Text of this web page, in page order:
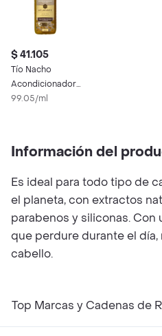
$ 41.105
Tío Nacho
Acondicionador
Capilar Manzanilla
99.05/ml
Información del
Es ideal para todo tipo de
el planeta, con extractos
parabenos y siliconas. Con
que perdure durante el
cabello.
Top Marcas y Cadenas de